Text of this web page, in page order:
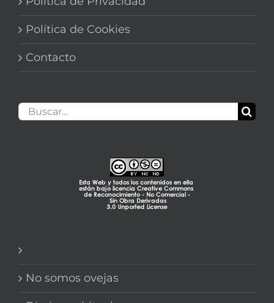
Política de Cookies
Contacto
Buscar:
No somos ovejas